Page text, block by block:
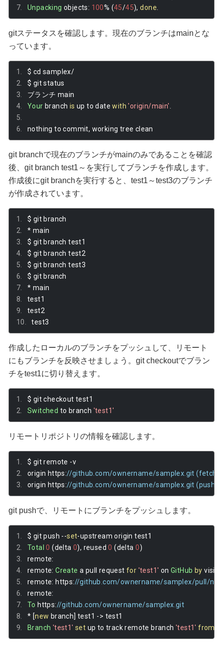
Unpacking objects: 100% (45/45), done
gitステータスを確認します。現在のブランチはmainとな
っています。
$ cd samplex/
$ git status
ブランチ main
Your branch is up to date with 'origin/main'
nothing to commit, working tree clean
git branchで現在のブランチがmainのみであることを確認
後、git branch test1～を実行してブランチを作成します。
作成後にgit branchを実行すると、test1～test3のブランチ
が作成されています。
$ git branch
* main
$ git branch test1
$ git branch test2
$ git branch test3
$ git branch
* main
test1
test2
test3
作成したローカルのブランチをプッシュして、リモート
にもブランチを反映させましょう。git checkoutでブラン
チをtest1に切り替えます。
$ git checkout test1
Switched to branch 'test1'
リモートリポジトリの情報を確認します。
$ git remote -v
origin https://github.com/ownername/samplex.git (fetch)
origin https://github.com/ownername/samplex.git (push)
git pushで、リモートにブランチをプッシュします。
$ git push --set-upstream origin test1
Total 0 (delta 0), reused 0 (delta 0)
remote:
remote: Create a pull request for 'test1' on GitHub by
remote: https://github.com/ownername/samplex/pull/
remote:
To https://github.com/ownername/samplex.git
* [new branch] test1 -> test1
Branch 'test1' set up to track remote branch 'test1' from